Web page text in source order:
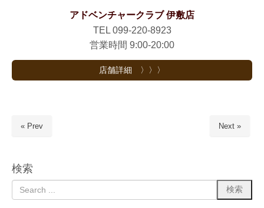
アドベンチャークラブ 伊敷店
TEL 099-220-8923
営業時間 9:00-20:00
店舗詳細 〉〉〉
« Prev Next »
検索